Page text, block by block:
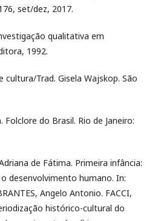
set/dez, 2017.
qualitativa em
1992.
cultura/Trad. Gisela Wajskop. São
Folclore do Brasil. Rio de Janeiro:
de Fátima. Primeira infância:
desenvolvimento humano. In:
Angelo Antonio. FACCI,
histórico-cultural do